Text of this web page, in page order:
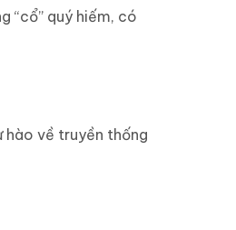
“cổ” quý hiếm, có
hào về truyền thống